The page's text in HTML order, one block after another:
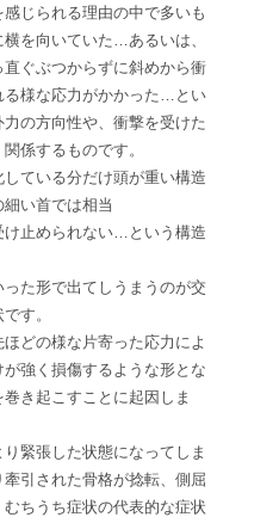
じられる理由の中で多いも
を向いていた…あるいは、
ぐぶつからずに斜めから衝
る様な応力がかかった…とい
の方向性や、衝撃を受けた
係するものです。
ている分だけ頭が重い構造
い首では相当
け止められない…という構造
た形で出てしうまうのが交
す。
どの様な片寄った応力によ
強く損傷するような形とな
き起こすことに起因しま
緊張した状態になってしま
引された骨格が捻転、側屈
ちうち症状の代表的な症状